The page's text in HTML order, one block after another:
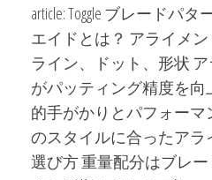
article: Toggle ブレードパ
エイドとは？ アライメン
ライン、ドット、形状
がパッティング精度を向
的手がかりとパフォーマ
のスタイルに合ったア
選び方 重量配分はブレ